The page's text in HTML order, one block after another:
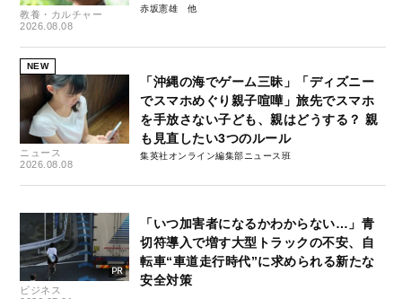
教養・カルチャー
2026.08.08
赤坂憲雄
NEW
ニュース
2026.08.08
「沖縄の海でゲーム三昧」「ディズニー
でスマホめぐり親子喧嘩」旅先でスマホ
を手放さない子ども、親はどうする？ 親
も見直したい3つのルール
集英社オンライン編集部ニュース班
ビジネス
「いつ加害者になるかわからない…」青
切符導入で増す大型トラックの不安、自
転車“車道走行時代”に求められる新たな
安全対策